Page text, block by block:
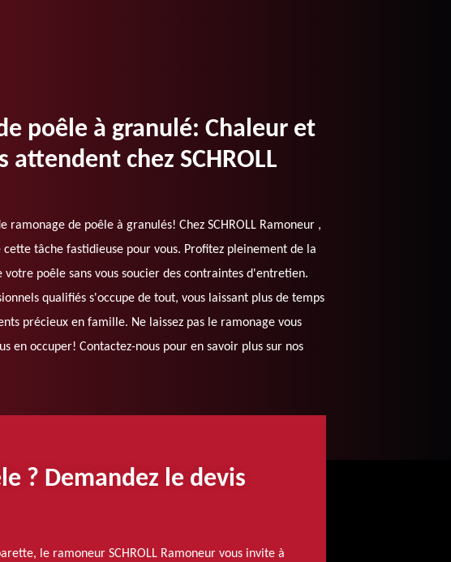
poêle à granulé: Chaleur et
attendent chez SCHROLL
ramonage de poêle à granulés! Chez SCHROLL Ramoneur ,
cette tâche fastidieuse pour vous. Profitez pleinement de la
poêle sans vous soucier des contraintes d'entretien.
qualifiés s'occupe de tout, vous laissant plus de temps
précieux en famille. Ne laissez pas le ramonage vous
en occuper! Contactez-nous pour en savoir plus sur nos
? Demandez le devis
le ramoneur SCHROLL Ramoneur vous invite à